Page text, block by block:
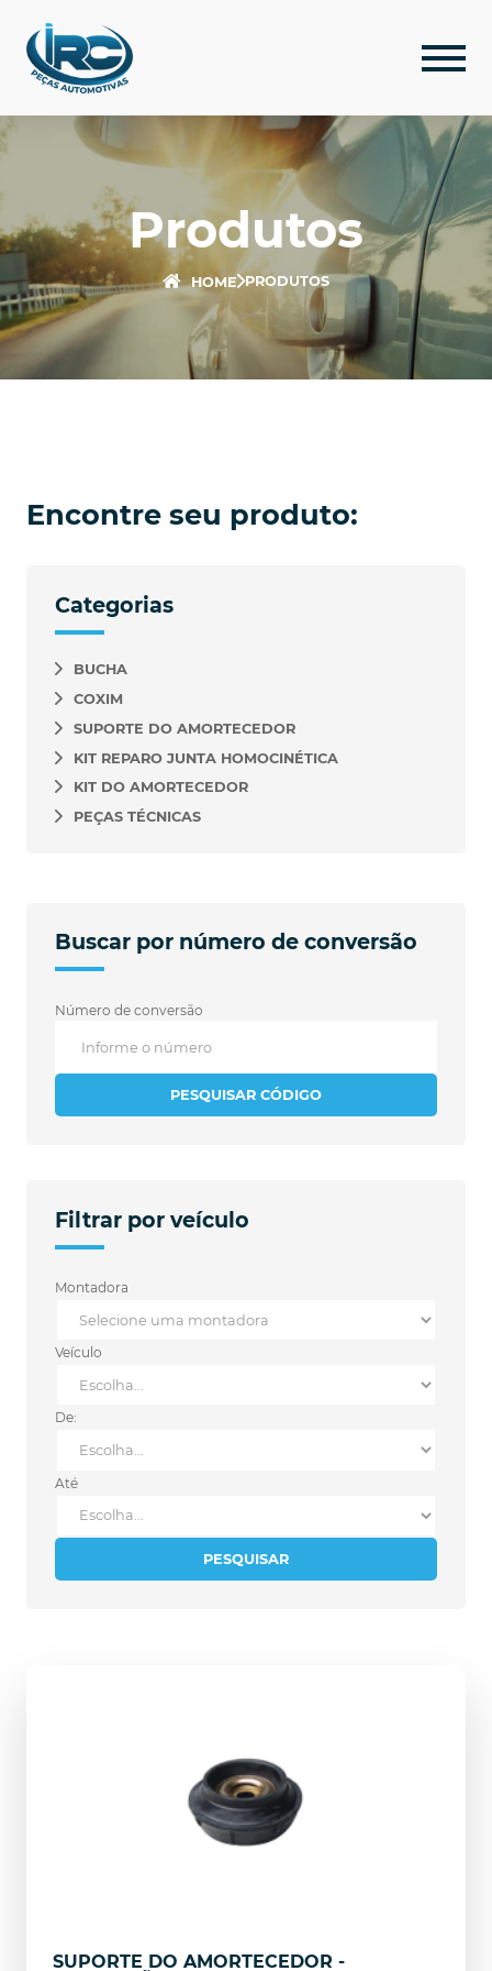
Produtos
HOME PRODUTOS
Encontre seu produto:
Categorias
BUCHA
COXIM
SUPORTE DO AMORTECEDOR
KIT REPARO JUNTA HOMOCINÉTICA
KIT DO AMORTECEDOR
PEÇAS TÉCNICAS
Buscar por número de conversão
Número de conversão
PESQUISAR CÓDIGO
Filtrar por veículo
Montadora
Veículo
De:
Até
PESQUISAR
SUPORTE DO AMORTECEDOR -